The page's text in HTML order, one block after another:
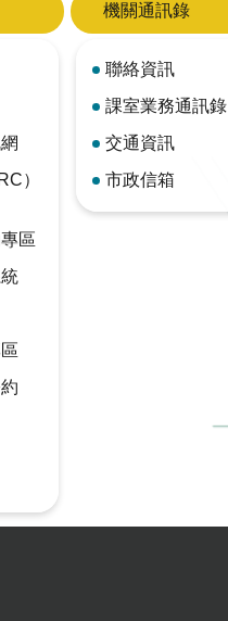
）
區
機關通訊錄
聯絡資訊
課室業務通訊錄
交通資訊
市政信箱